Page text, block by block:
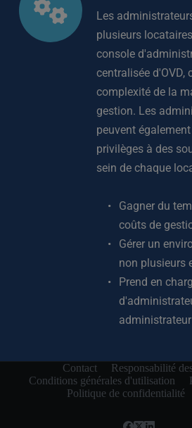
Les
plusieurs
console
centralisée d'OVD,
complexité de la
gestion. Les
peuvent
privilèges à des
sein de chaque
Gagner du
coûts de
Gérer un
non plusieurs
Prend en
Contact
Responsabilité
Conditions générales d'utilisation
Politique de confidentialité